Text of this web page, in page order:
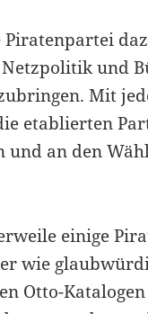
und
Mit
etablierten
und an den
einige
wie
Otto-